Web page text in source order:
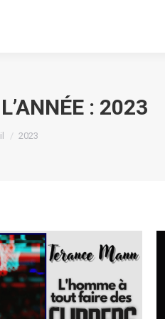
: 2023
ici :
2023